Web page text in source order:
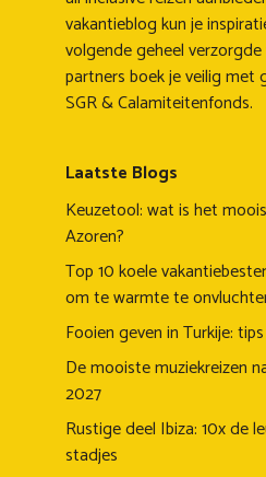
vakantieblog kun je
volgende geheel
partners boek je veilig met
SGR & Calamiteitenfonds.
Laatste Blogs
Keuzetool: wat is het
Azoren?
Top 10 koele
om te warmte te
Fooien geven in Turkije:
De mooiste muziekreizen
2027
Rustige deel Ibiza: 10x de
stadjes